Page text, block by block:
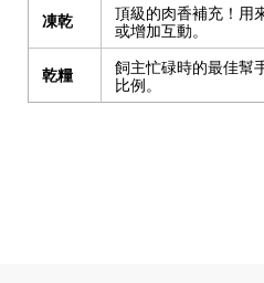
凍乾
頂級的肉香補充！用
或增加互動。
乾糧
飼主忙碌時的最佳幫
比例。